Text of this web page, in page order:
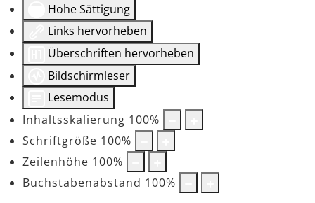
Hohe Sättigung
Links hervorheben
Überschriften hervorheben
Bildschirmleser
Lesemodus
Inhaltsskalierung 100%
Schriftgröße 100%
Zeilenhöhe 100%
Buchstabenabstand 100%